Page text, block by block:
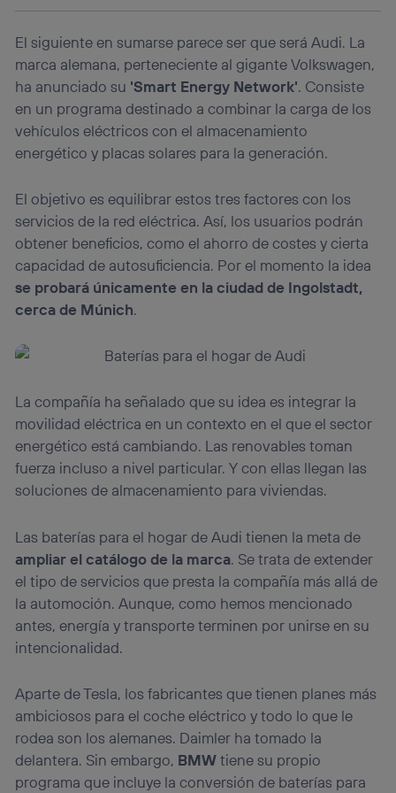
El siguiente en sumarse parece ser que será Audi. La
marca alemana, perteneciente al gigante Volkswagen,
ha anunciado su 'Smart Energy Network'. Consiste
en un programa destinado a combinar la carga de los
vehículos eléctricos con el almacenamiento
energético y placas solares para la generación.
El objetivo es equilibrar estos tres factores con los
servicios de la red eléctrica. Así, los usuarios podrán
obtener beneficios, como el ahorro de costes y cierta
capacidad de autosuficiencia. Por el momento la idea
se probará únicamente en la ciudad de Ingolstadt,
cerca de Múnich.
La compañía ha señalado que su idea es integrar la
movilidad eléctrica en un contexto en el que el sector
energético está cambiando. Las renovables toman
fuerza incluso a nivel particular. Y con ellas llegan las
soluciones de almacenamiento para viviendas.
Las baterías para el hogar de Audi tienen la meta de
ampliar el catálogo de la marca. Se trata de extender
el tipo de servicios que presta la compañía más allá de
la automoción. Aunque, como hemos mencionado
antes, energía y transporte terminen por unirse en su
intencionalidad.
Aparte de Tesla, los fabricantes que tienen planes más
ambiciosos para el coche eléctrico y todo lo que le
rodea son los alemanes. Daimler ha tomado la
delantera. Sin embargo, BMWtiene su propio
programa que incluye la conversión de baterías para
el marketing o análisis se realizará en función de las
actividades de navegación de los miembros del hogar
que hayan dado su consentimiento.
Si utilizasdatos móviles, el marketing será más
personalizado, ya que se basará únicamente en la
navegación del usuario del móvil.
Puedes gestionar los consentimientos Utiq seleccionando
“Administrar Utiq” en la parte inferior de esta página web o
visitando el portal de privacidad de Utiq
la política de privacidad de Utiq.